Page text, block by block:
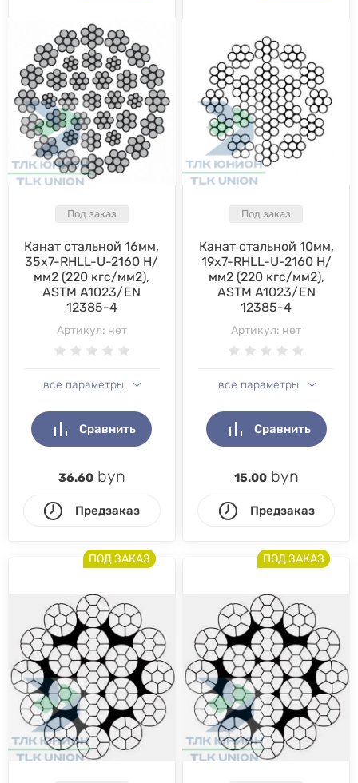
Под заказ
Канат стальной 16мм,
35х7-RHLL-U-2160 Н/
мм2 (220 кгс/мм2),
ASTM A1023/EN
12385-4
Артикул: нет
все параметры
Сравнить
36.60byn
Предзаказ
Под заказ
Канат стальной 10мм,
19х7-RHLL-U-2160 Н/
мм2 (220 кгс/мм2),
ASTM A1023/EN
12385-4
Артикул: нет
все параметры
Сравнить
15.00byn
Предзаказ
ПОД ЗАКАЗ ПОД ЗАКАЗ